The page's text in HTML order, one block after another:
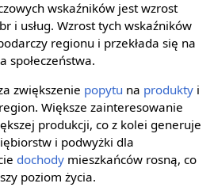
wskaźników jest wzrost
i usług. Wzrost tych wskaźników
regionu i przekłada się na
społeczeństwa.
zwiększenie popytu na produktyi
Większe zainteresowanie
produkcji, co z kolei generuje
i podwyżki dla
dochodymieszkańców rosną, co
poziom życia.